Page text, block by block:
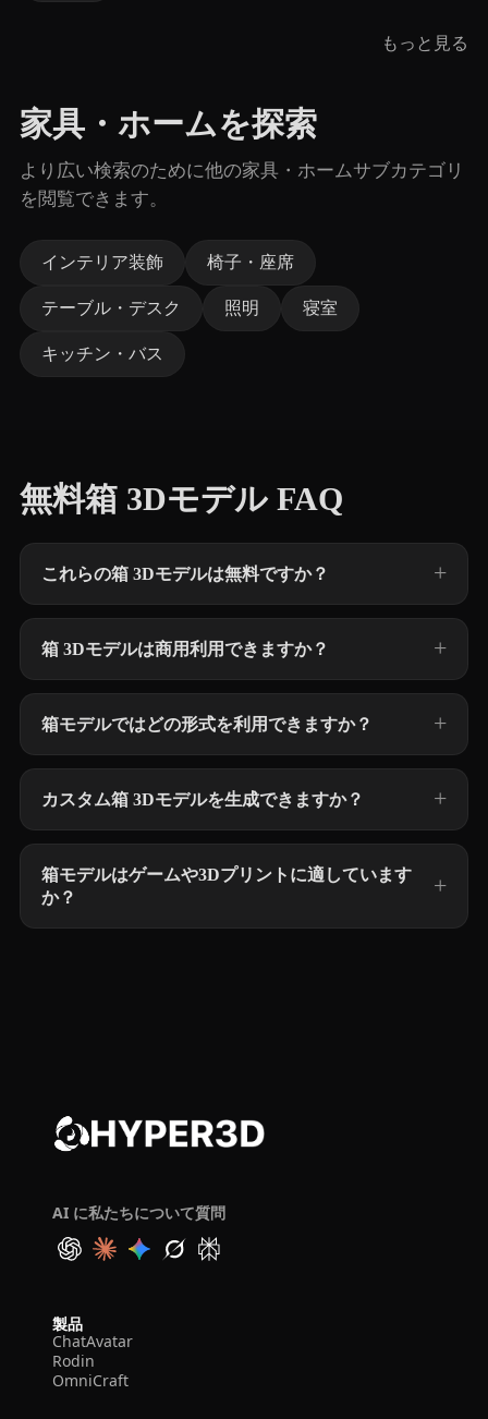
もっと見る
家具・ホームを探索
より広い検索のために他の家具・ホームサブカテゴリ
を閲覧できます。
インテリア装飾 椅子・座席
テーブル・デスク 照明 寝室
キッチン・バス
無料箱 3Dモデル FAQ
これらの箱 3Dモデルは無料ですか？
箱 3Dモデルは商用利用できますか？
箱モデルではどの形式を利用できますか？
カスタム箱 3Dモデルを生成できますか？
箱モデルはゲームや3Dプリントに適しています
か？
AI に私たちについて質問
製品
ChatAvatar
Rodin
OmniCraft